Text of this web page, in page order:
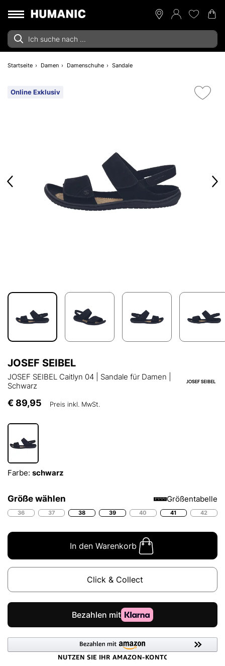
Startseite Damen Damenschuhe Sandale
Online Exklusiv
JOSEF SEIBEL
JOSEF SEIBEL Caitlyn 04 | Sandale für Damen |
Schwarz
€ 89,95 Preis inkl. MwSt.
Farbe: schwarz
Größe wählen Größentabelle
36 37 38 39 40 41 42
In den Warenkorb
Click & Collect